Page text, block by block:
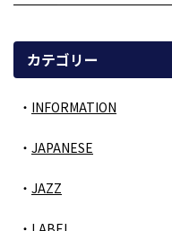
カテゴリー
INFORMATION
JAPANESE
JAZZ